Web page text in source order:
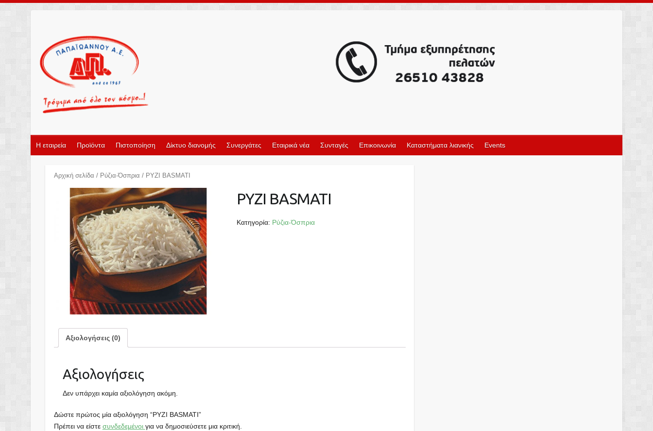
Η εταιρεία Προϊόντα Πιστοποίηση Δίκτυο διανομής Συνεργάτες Εταιρικά νέα Συνταγές Επικοινωνία Καταστήματα λιανικής Events
Αρχική σελίδα / Ρύζια-Όσπρια / ΡΥΖΙ BASMATΙ
ΡΥΖΙ BASMATΙ
Κατηγορία: Ρύζια-Όσπρια
Αξιολογήσεις (0)
Αξιολογήσεις
Δεν υπάρχει καμία αξιολόγηση ακόμη.
Δώστε πρώτος μία αξιολόγηση “ΡΥΖΙ BASMATΙ”
Πρέπει να είστε συνδεδεμένοι για να δημοσιεύσετε μια κριτική.